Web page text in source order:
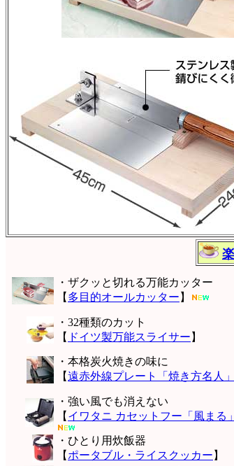
・ザクッと切れる万能カッター
【 多目的オールカッター 】
・32種類のカット
【 ドイツ製万能スライサー 】
・本格炭火焼きの味に
【遠赤外線プレート「焼き方名人」
・強い風でも消えない
【 イワタニ カセットフー「風まる」
・ひとり用炊飯器
【 ポータブル・ライスクッカー 】